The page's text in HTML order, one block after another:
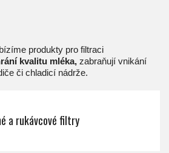
produkty pro filtraci
kvalitu mléka, zabraňují vnikání
či chladicí nádrže.
a rukávcové filtry